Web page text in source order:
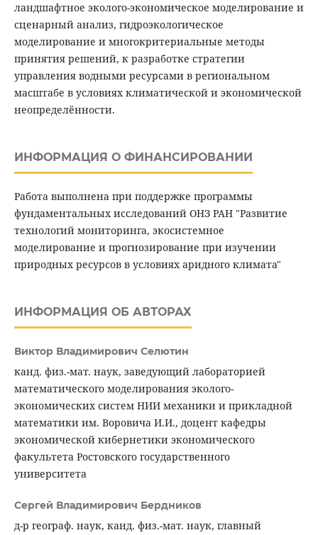
ландшафтное эколого-экономическое моделирование и
сценарный анализ, гидроэкологическое
моделирование и многокритериальные методы
принятия решений, к разработке стратегии
управления водными ресурсами в региональном
масштабе в условиях климатической и экономической
неопределённости.
ИНФОРМАЦИЯ О ФИНАНСИРОВАНИИ
Работа выполнена при поддержке программы
фундаментальных исследований ОНЗ РАН "Развитие
технологий мониторинга, экосистемное
моделирование и прогнозирование при изучении
природных ресурсов в условиях аридного климата"
ИНФОРМАЦИЯ ОБ АВТОРАХ
Виктор Владимирович Селютин
канд. физ.-мат. наук, заведующий лабораторией
математического моделирования эколого-
экономических систем НИИ механики и прикладной
математики им. Воровича И.И., доцент кафедры
экономической кибернетики экономического
факультета Ростовского государственного
университета
Сергей Владимирович Бердников
д-р географ. наук, канд. физ.-мат. наук, главный